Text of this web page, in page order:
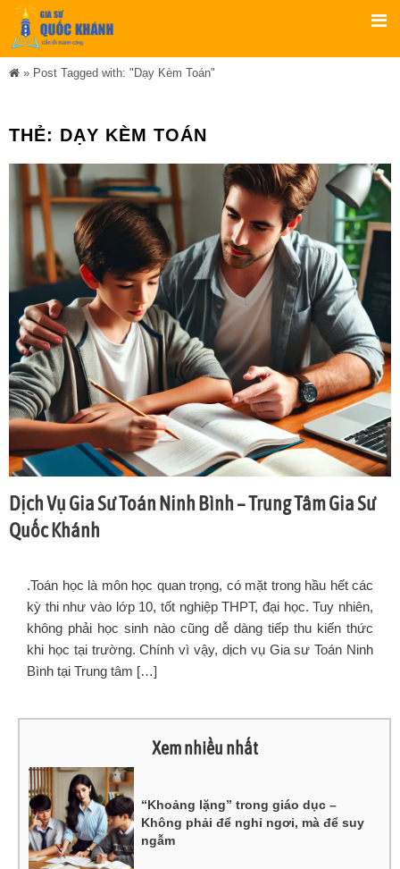
» Post Tagged with: "Dạy Kèm Toán"
THẺ: DẠY KÈM TOÁN
Dịch Vụ Gia Sư Toán Ninh Bình – Trung Tâm Gia Sư
Quốc Khánh
.Toán học là môn học quan trọng, có mặt trong hầu hết các
kỳ thi như vào lớp 10, tốt nghiệp THPT, đại học. Tuy nhiên,
không phải học sinh nào cũng dễ dàng tiếp thu kiến thức
khi học tại trường. Chính vì vậy, dịch vụ Gia sư Toán Ninh
Bình tại Trung tâm […]
Xem nhiều nhất
“Khoảng lặng” trong giáo dục –
Không phải để nghỉ ngơi, mà để suy
ngẫm